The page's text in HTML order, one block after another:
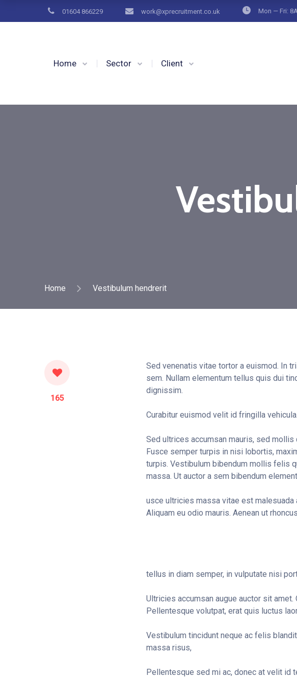
01604 866229 work@xprecruitment.co.uk Mon — Fri:
Home Sector Client
Home Vestibulum hendrerit
165
Sed venenatis vitae tortor a euismod. In
sem. Nullam elementum tellus quis dui
dignissim.
Curabitur euismod velit id fringilla
Sed ultrices accumsan mauris, sed
Fusce semper turpis in nisi lobortis,
turpis. Vestibulum bibendum mollis felis
massa. Ut auctor a sem bibendum
usce ultricies massa vitae est malesuada
Aliquam eu odio mauris. Aenean ut
tellus in diam semper, in vulputate nisi
Ultricies accumsan augue auctor sit
Pellentesque volutpat, erat quis luctus
Vestibulum tincidunt neque ac felis
massa risus,
Pellentesque sed mi ac, donec at velit id